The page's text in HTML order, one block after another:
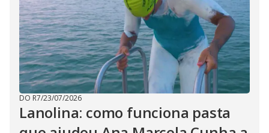
DO R7/23/07/2026
Lanolina: como funciona pasta